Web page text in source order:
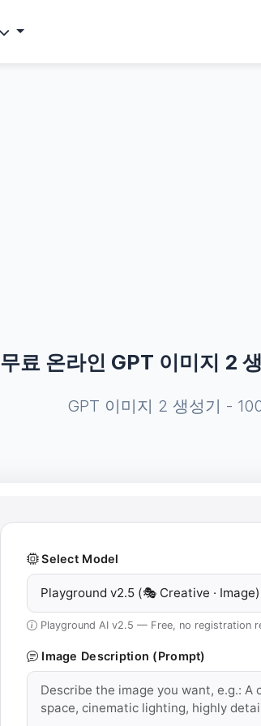
무료 온라인 GPT 이미지 2
GPT 이미지 2 생성기 -